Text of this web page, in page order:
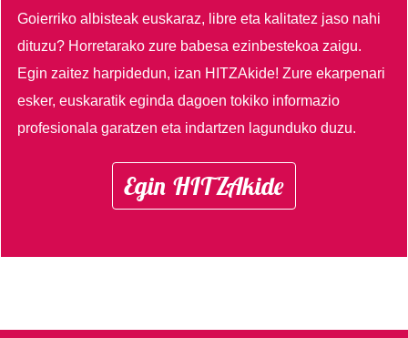
Goierriko albisteak euskaraz, libre eta kalitatez jaso nahi
dituzu? Horretarako zure babesa ezinbestekoa zaigu.
Egin zaitez harpidedun, izan HITZAkide!Zure ekarpenari
esker, euskaratik eginda dagoen tokiko informazio
profesionala garatzen eta indartzen lagunduko duzu.
Egin HITZAkide